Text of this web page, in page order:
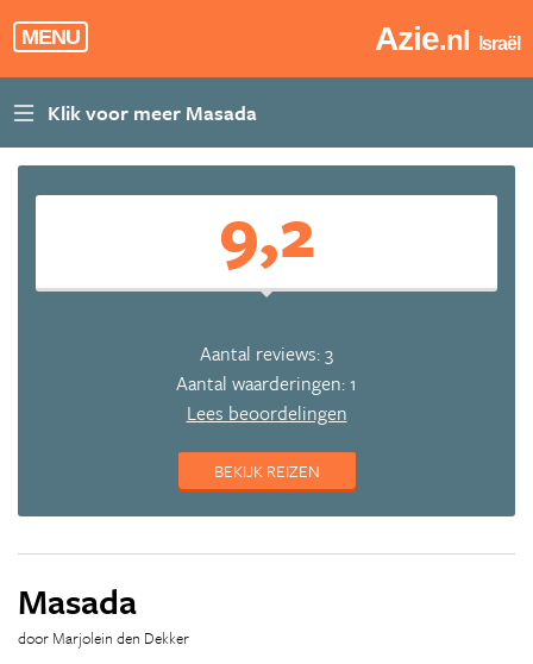
MENU Azie.nl Israël
9,2
Aantal reviews: 3
Aantal waarderingen: 1
Lees beoordelingen
BEKIJK REIZEN
Masada
door Marjolein den Dekker